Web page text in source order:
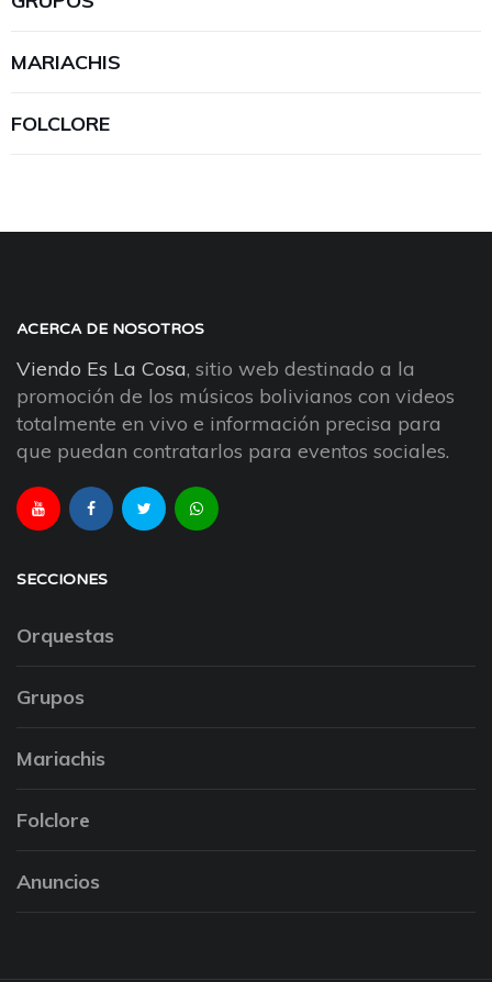
MARIACHIS
FOLCLORE
ACERCA DE NOSOTROS
Viendo Es La Cosa, sitio web destinado a la
promoción de los músicos bolivianos con videos
totalmente en vivo e información precisa para
que puedan contratarlos para eventos sociales.
SECCIONES
Orquestas
Grupos
Mariachis
Folclore
Anuncios